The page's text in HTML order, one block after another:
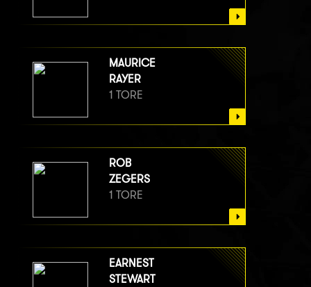
MAURICE
RAYER
1 TORE
ROB
ZEGERS
1 TORE
EARNEST
STEWART